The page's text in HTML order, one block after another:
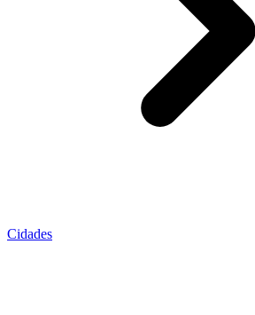
Cidades